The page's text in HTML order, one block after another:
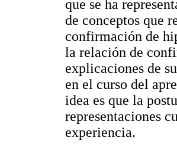
que se ha
de conceptos que
confirmación de
la relación de
explicaciones de
en el curso del
idea es que la
representaciones
experiencia.